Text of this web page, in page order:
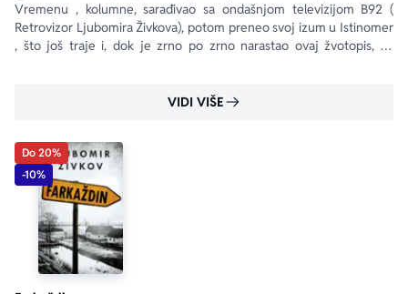
Vremenu , kolumne, sarađivao sa ondašnjom televizijom B92 (
Retrovizor Ljubomira Živkova), potom preneo svoj izum u Istinomer
, što još traje i, dok je zrno po zrno narastao ovaj žvotopis, za
VIDI VIŠE
Do 20%
-10%